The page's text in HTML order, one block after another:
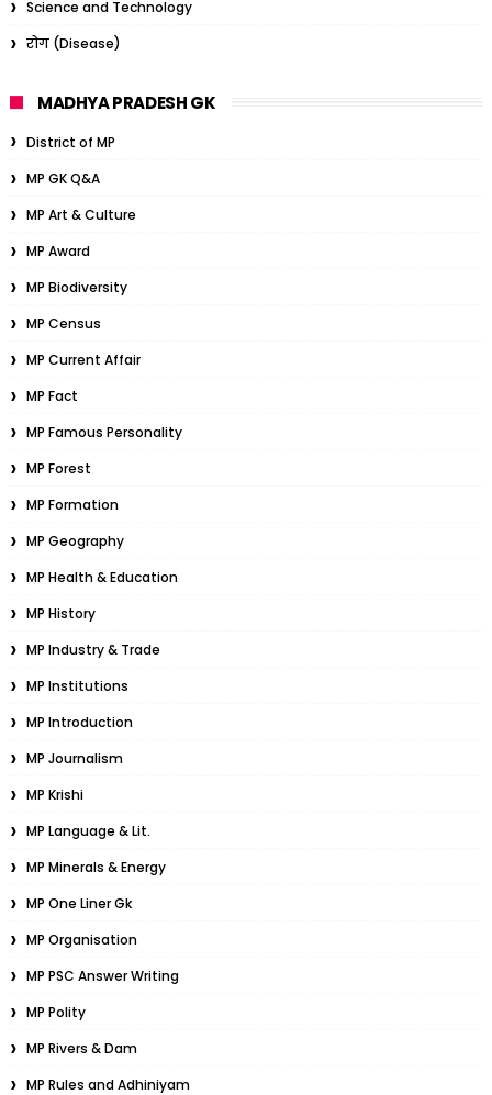
Science and Technology
रोग (Disease)
MADHYA PRADESH GK
District of MP
MP GK Q&A
MP Art & Culture
MP Award
MP Biodiversity
MP Census
MP Current Affair
MP Fact
MP Famous Personality
MP Forest
MP Formation
MP Geography
MP Health & Education
MP History
MP Industry & Trade
MP Institutions
MP Introduction
MP Journalism
MP Krishi
MP Language & Lit.
MP Minerals & Energy
MP One Liner Gk
MP Organisation
MP PSC Answer Writing
MP Polity
MP Rivers & Dam
MP Rules and Adhiniyam